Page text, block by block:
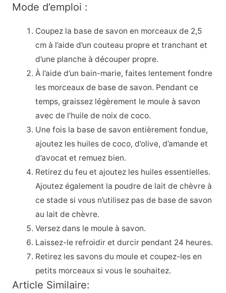
Mode d’emploi :
Coupez la base de savon en morceaux de 2,5
cm à l’aide d’un couteau propre et tranchant et
d’une planche à découper propre.
À l’aide d’un bain-marie, faites lentement fondre
les morceaux de base de savon. Pendant ce
temps, graissez légèrement le moule à savon
avec de l’huile de noix de coco.
Une fois la base de savon entièrement fondue,
ajoutez les huiles de coco, d’olive, d’amande et
d’avocat et remuez bien.
Retirez du feu et ajoutez les huiles essentielles.
Ajoutez également la poudre de lait de chèvre à
ce stade si vous n’utilisez pas de base de savon
au lait de chèvre.
Versez dans le moule à savon.
Laissez-le refroidir et durcir pendant 24 heures.
Retirez les savons du moule et coupez-les en
petits morceaux si vous le souhaitez.
Article Similaire: